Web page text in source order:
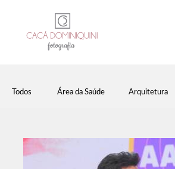
Todos Área da Saúde Arquitetura